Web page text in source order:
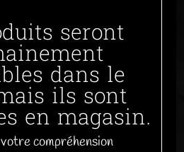
seront
dans le
ils sont
en magasin.
compréhension